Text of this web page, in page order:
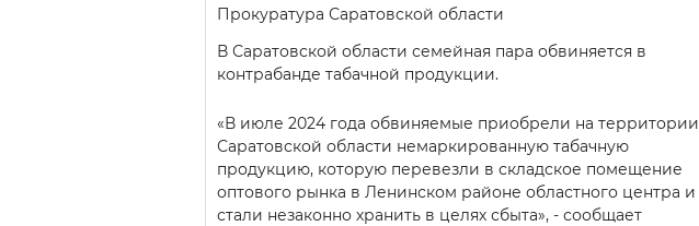
Прокуратура Саратовской области
В Саратовской области семейная пара обвиняется в
контрабанде табачной продукции.
«В июле 2024 года обвиняемые приобрели на территории
Саратовской области немаркированную табачную
продукцию, которую перевезли в складское помещение
оптового рынка в Ленинском районе областного центра и
стали незаконно хранить в целях сбыта», - сообщает